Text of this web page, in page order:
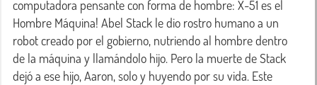
computadora pensante con forma de hombre: X-51 es el
Hombre Máquina! Abel Stack le dio rostro humano a un
robot creado por el gobierno, nutriendo al hombre dentro
de la máquina y llamándolo hijo. Pero la muerte de Stack
dejó a ese hijo, Aaron, solo y huyendo por su vida. Este